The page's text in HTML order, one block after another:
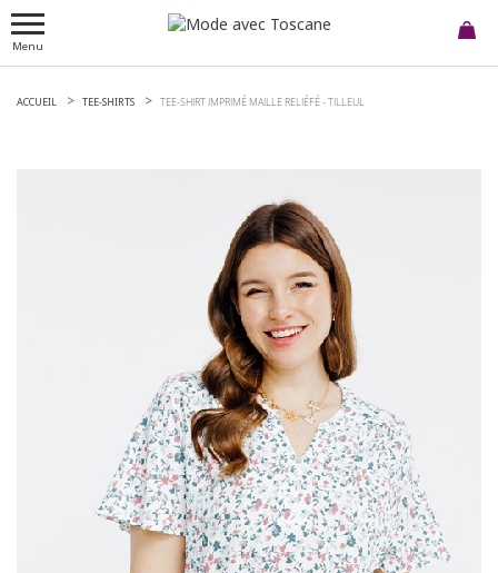
Menu
ACCUEIL TEE-SHIRTS TEE-SHIRT IMPRIMÉ MAILLE RELIÉFÉ -TILLEUL